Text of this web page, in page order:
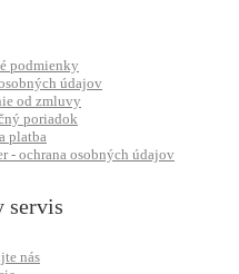
podmienky
údajov
od zmluvy
poriadok
platba
- ochrana osobných údajov
servis
nás